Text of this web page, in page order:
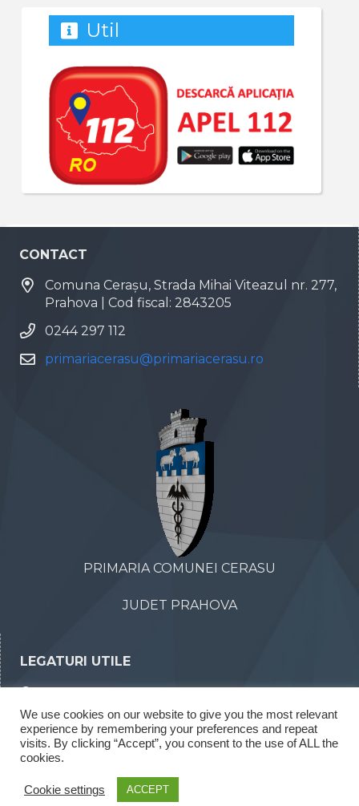
Util
CONTACT
Comuna Cerașu, Strada Mihai Viteazul nr. 277,
Prahova | Cod fiscal: 2843205
0244 297 112
primariacerasu@primariacerasu.ro
PRIMARIA COMUNEI CERASU
JUDET PRAHOVA
LEGATURI UTILE
Declaratii de interese
Rapoarte legea 52/2003
We use cookies on our website to give you the most relevant
experience by remembering your preferences and repeat
visits. By clicking “Accept”, you consent to the use of ALL the
cookies.
Cookie settings ACCEPT